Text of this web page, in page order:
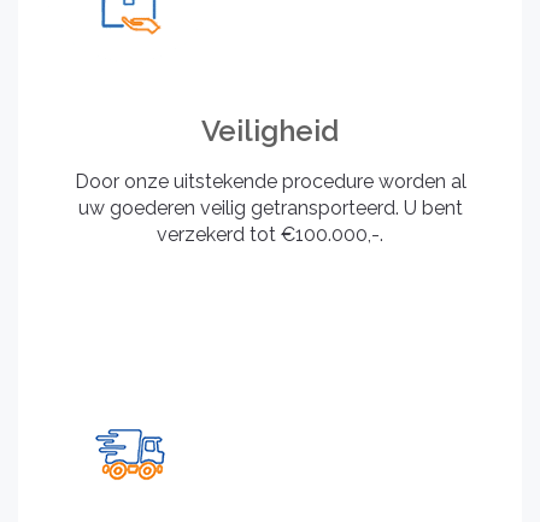
Veiligheid
Door onze uitstekende procedure worden al
uw goederen veilig getransporteerd. U bent
verzekerd tot €100.000,-.